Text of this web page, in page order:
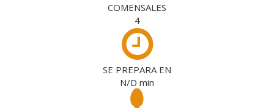
COMENSALES
4
SE PREPARA EN
N/D min